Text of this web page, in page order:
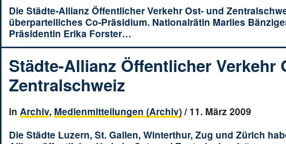
Die Städte-Allianz Öffentlicher Verkehr Ost- und
überparteiliches Co-Präsidium. Nationalrätin Marlies
Präsidentin Erika Forster…
Städte-Allianz Öffentlicher Verkehr
Zentralschweiz
in Archiv, Medienmitteilungen (Archiv)/11. März 2009
Die Städte Luzern, St. Gallen, Winterthur, Zug und Zürich